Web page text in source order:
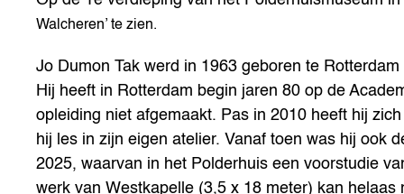
Walcheren’ te zien.
Jo Dumon Tak werd in 1963 geboren te
Hij heeft in Rotterdam begin jaren 80 op de
opleiding niet afgemaakt. Pas in 2010 heeft hij
hij les in zijn eigen atelier. Vanaf toen was hij ook
2025, waarvan in het Polderhuis een voorstudie
werk van Westkapelle (3,5 x 18 meter) kan